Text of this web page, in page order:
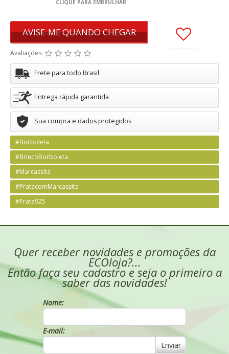
AVISE-ME QUANDO CHEGAR
Avaliações:
Frete para todo Brasil
Entrega rápida garantida
Sua compra e dados protegidos
#Borboleta
#BrincoBorboleta
#Marcassita
#PratacomMarcassita
#Prata925
Quer receber novidades e promoções da
ECOloja?...
Então faça seu cadastro e seja o primeiro a
saber das novidades!
Nome:
E-mail:
Enviar